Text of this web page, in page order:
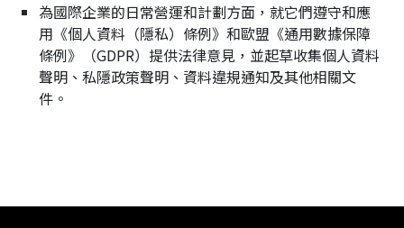
為國際企業的日常營運和計劃方面，就它們遵守和應
用《個人資料（隱私）條例》和歐盟《通用數據保障
條例》（GDPR）提供法律意見，並起草收集個人資料
聲明、私隱政策聲明、資料違規通知及其他相關文
件。